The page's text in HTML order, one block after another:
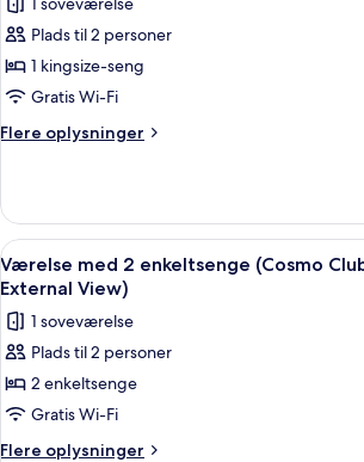
af
Værelse
-
1
kingsize-
Club
Package
-
No
External
View)
Plads til 2 personer
1 kingsize-seng
Gratis Wi-Fi
Flere oplysninger
Flere
-
kingsize-
seng
Club
Package
No
External
Indlæs
alle
billeder
af
Værelse
med
2
enkeltsenge
Et
4
Værelse med 2 enkeltsenge (Cosmo
External View)
1 soveværelse
Plads til 2 personer
2 enkeltsenge
Gratis Wi-Fi
Flere oplysninger
Flere